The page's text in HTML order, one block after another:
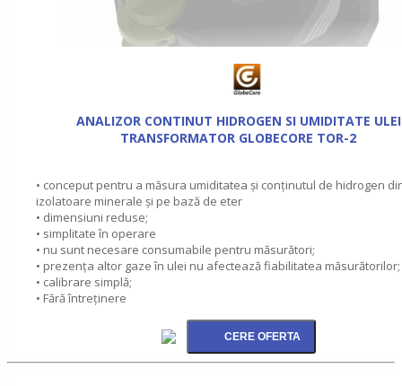
ANALIZOR CONTINUT HIDROGEN SI UMIDITATE ULEI
TRANSFORMATOR GLOBECORE TOR-2
• conceput pentru a măsura umiditatea şi conţinutul de hidrogen
izolatoare minerale şi pe bază de eter
• dimensiuni reduse;
• simplitate în operare
• nu sunt necesare consumabile pentru măsurători;
• prezenţa altor gaze în ulei nu afectează fiabilitatea măsurătorilor;
• calibrare simplă;
• Fără întreţinere